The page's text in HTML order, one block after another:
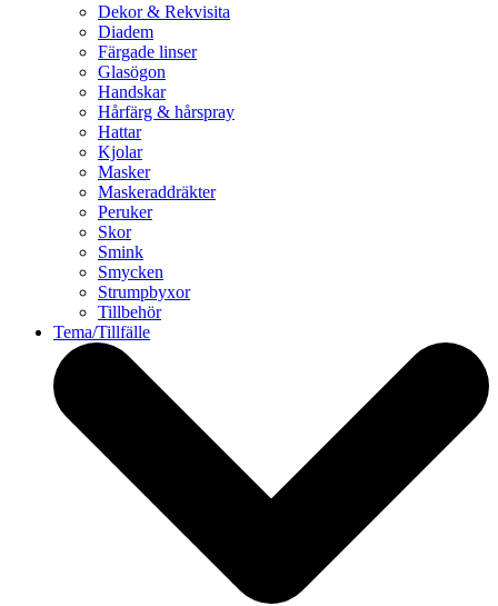
Dekor & Rekvisita
Diadem
Färgade linser
Glasögon
Handskar
Hårfärg & hårspray
Hattar
Kjolar
Masker
Maskeraddräkter
Peruker
Skor
Smink
Smycken
Strumpbyxor
Tillbehör
Tema/Tillfälle